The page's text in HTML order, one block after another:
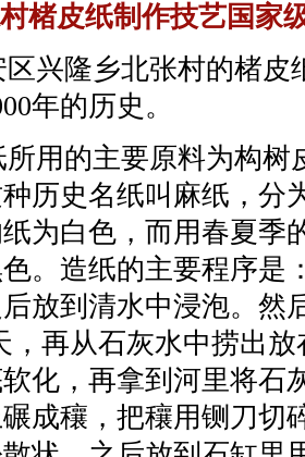
楮皮纸制作技艺国家
兴隆乡北张村的楮皮
年的历史。
用的主要原料为构树
历史名纸叫麻纸，分
为白色，而用春夏季
。造纸的主要程序是
放到清水中浸泡。然
，再从石灰水中捞出
化，再拿到河里将石
成穰，把穰用铡刀切